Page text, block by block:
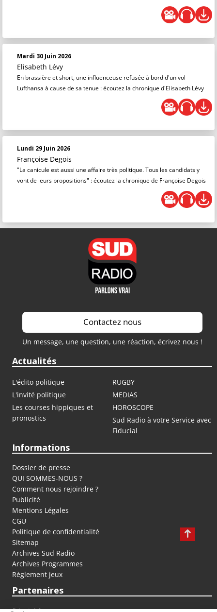
Mardi 30 Juin 2026
Elisabeth Lévy
En brassière et short, une influenceuse refusée à bord d'un vol
Lufthansa à cause de sa tenue : écoutez la chronique d'Elisabeth Lévy
Lundi 29 Juin 2026
Françoise Degois
"La canicule est aussi une affaire très politique. Tous les candidats y
vont de leurs propositions" : écoutez la chronique de Françoise Degois
Contactez nous
Un message, une question, une réaction, écrivez nous !
Actualités
L'édito politique
RUGBY
L'invité politique
MEDIAS
Les courses hippiques et
pronostics
HOROSCOPE
Sud Radio à votre Service avec
Fiducial
Informations
Dossier de presse
QUI SOMMES-NOUS ?
Comment nous rejoindre ?
Publicité
Mentions Légales
CGU
Politique de confidentialité
Sitemap
Archives Sud Radio
Archives Programmes
Règlement jeux
Partenaires